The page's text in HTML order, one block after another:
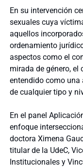
En su intervención
sexuales cuya
aquellos
ordenamiento
aspectos como el
mirada de género, el
entendido como una
de cualquier tipo y
En el panel
enfoque
doctora Ximena
titular de la UdeC,
Institucionales y